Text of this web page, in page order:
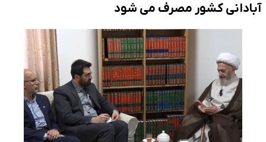
آبادانی کشور مصرف می شود